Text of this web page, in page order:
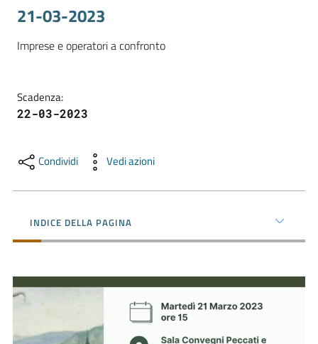
Promuovere
il
territorio
l'Impresa
Consumatore
L'Impresa
21-03-2023
Imprese e operatori a confronto
Scadenza:
22-03-2023
Condividi Vedi azioni
INDICE DELLA PAGINA